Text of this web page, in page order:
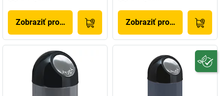
Zobraziť produkt Zobraziť produkt